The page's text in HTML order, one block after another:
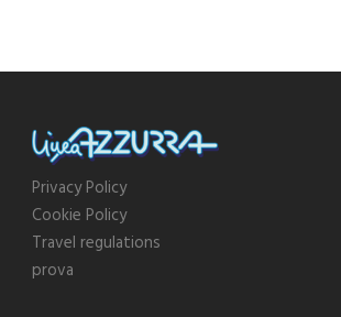
Privacy Policy
Cookie Policy
Travel regulations
prova